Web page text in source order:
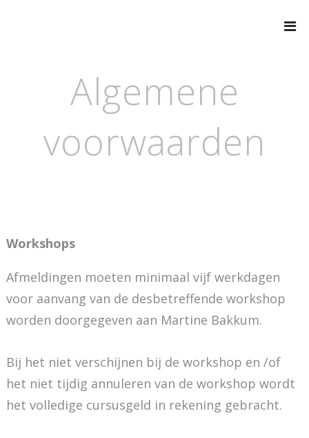
Algemene
voorwaarden
Workshops
Afmeldingen moeten minimaal vijf werkdagen
voor aanvang van de desbetreffende workshop
worden doorgegeven aan Martine Bakkum.
Bij het niet verschijnen bij de workshop en /of
het niet tijdig annuleren van de workshop wordt
het volledige cursusgeld in rekening gebracht.